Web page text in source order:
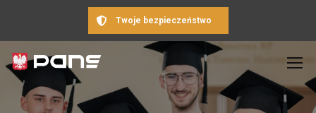
Twoje bezpieczeństwo